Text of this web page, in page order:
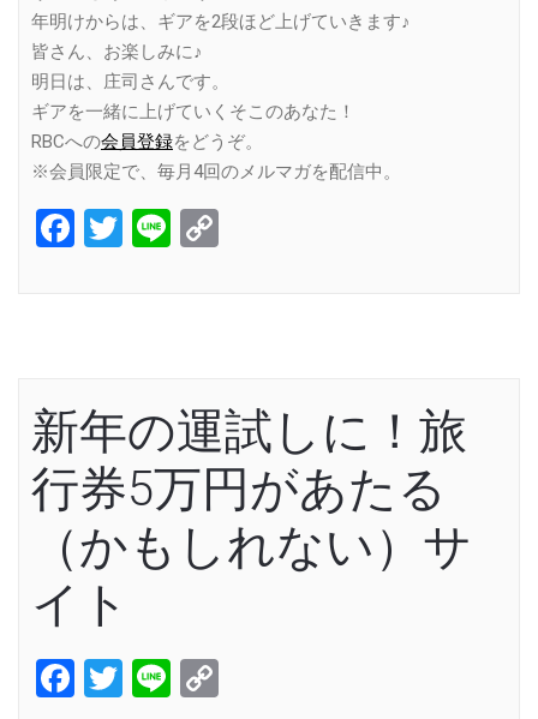
年明けからは、ギアを2段ほど上げていきます♪
皆さん、お楽しみに♪
明日は、庄司さんです。
ギアを一緒に上げていくそこのあなた！
RBCへの会員登録をどうぞ。
※会員限定で、毎月4回のメルマガを配信中。
Facebook
Twitter
Line
新年の運試しに！旅
行券5万円があたる
（かもしれない）サ
イト
Facebook
Twitter
Line